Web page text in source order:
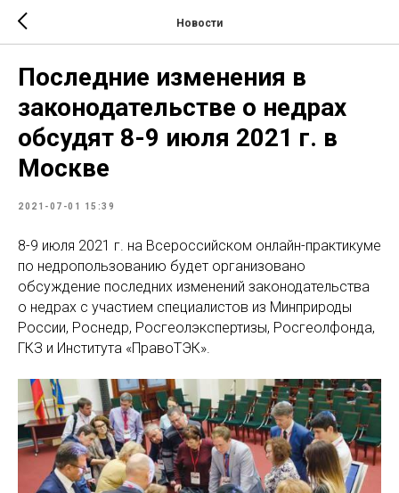
Новости
Последние изменения в
законодательстве о недрах
обсудят 8-9 июля 2021 г. в
Москве
2021-07-01 15:39
8-9 июля 2021 г. на Всероссийском онлайн-практикуме
по недропользованию будет организовано
обсуждение последних изменений законодательства
о недрах с участием специалистов из Минприроды
России, Роснедр, Росгеолэкспертизы, Росгеолфонда,
ГКЗ и Института «ПравоТЭК».